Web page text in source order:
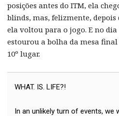
posições antes do ITM, ela
blinds, mas, felizmente,
ela voltou para o jogo. E no
estourou a bolha da mesa
10º lugar.
WHAT. IS. LIFE?!
In an unlikely turn of events, we